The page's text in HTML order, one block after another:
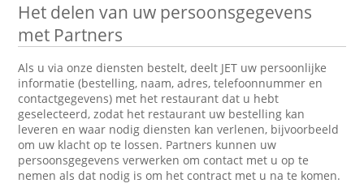
Het delen van uw persoonsgegevens
met Partners
Als u via onze diensten bestelt, deelt JET uw persoonlijke
informatie (bestelling, naam, adres, telefoonnummer en
contactgegevens) met het restaurant dat u hebt
geselecteerd, zodat het restaurant uw bestelling kan
leveren en waar nodig diensten kan verlenen, bijvoorbeeld
om uw klacht op te lossen. Partners kunnen uw
persoonsgegevens verwerken om contact met u op te
nemen als dat nodig is om het contract met u na te komen.